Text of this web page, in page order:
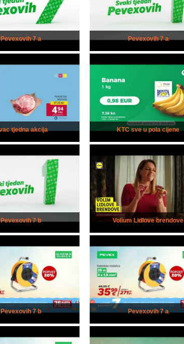
Pevexovih 7 a Pevexovih 7 a
tjedna akcija KTC sve u pola cijene
Pevexovih 7 b Volium Lidlove brendove
Pevexovih 7 b Pevexovih 7 a